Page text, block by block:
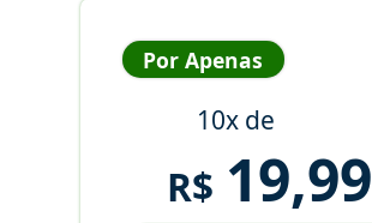
Por Apenas
10x de
R$ 19,99